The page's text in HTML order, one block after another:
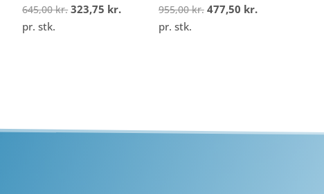
645,00kr.Den
323,75 kr.
aktuelle
pr. stk.
955,00kr. Den
477,50 kr.Den
pr. stk.